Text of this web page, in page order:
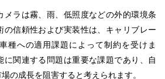
メラは霧、雨、低照度などの外的環境条
の信頼性および実装性は、キャリブレー
種への適用課題によって制約を受けま
関連する問題は重要な課題であり、自
の成長を阻害すると考えられます。